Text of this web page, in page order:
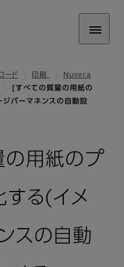
ード 印刷
Nuvera
[すべての質量の用紙の
ジパーマネンスの自動設
の用紙のプ
する(イメ
スの自動